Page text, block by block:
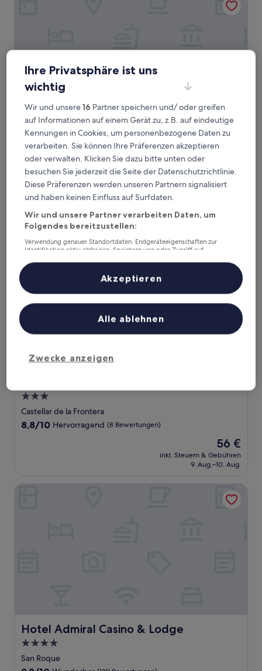
TUGASA Castillo de Castellar
TUGASA Castillo de Castellar
3.0-
Sterne-
Unterkunft
Castellar de la Frontera
9.2
von
10,
(70
Bewertungen)
9,2/10 Wunderbar
16. Aug.–17. Aug.
3.0-
Sterne-
Unterkunft
Castellar de la Frontera
8.8
8,8/10 Hervorragend (8 Bewertungen)
Der
Preis
beträgt
56 €
inkl. Steuern & Gebühren
9. Aug.–10. Aug.
Tugasa Casas Castillo de Castellar
Hotel Admiral Casino & Lodge
Hotel Admiral Casino & Lodge
4.0-
Sterne-
Unterkunft
San Roque
Ihre Privatsphäre ist uns
wichtig
Wir und unsere16 Partner speichern und/ oder greifen
auf Informationen auf einem Gerät zu, z.B. auf eindeutige
Kennungen in Cookies, um personenbezogene Daten zu
verarbeiten. Sie können Ihre Präferenzen akzeptieren
oder verwalten. Klicken Sie dazu bitte unten oder
besuchen Sie jederzeit die Seite der Datenschutzrichtlinie.
Diese Präferenzen werden unseren Partnern signalisiert
und haben keinen Einfluss auf Surfdaten.
Wir und unsere Partner verarbeiten Daten, um
Folgendes bereitzustellen:
Verwendung genauer Standortdaten. Endgeräteeigenschaften zur
Identifikation aktiv abfragen. Speichern von oder Zugriff auf
Inhalte, Messung von Werbeleistung und der Performance von Inhalten,
Zielgruppenforschung sowie Entwicklung und Verbesserung von
Liste der Partner (Lieferanten)
Zwecke anzeigen
Alle ablehnen
Akzeptieren